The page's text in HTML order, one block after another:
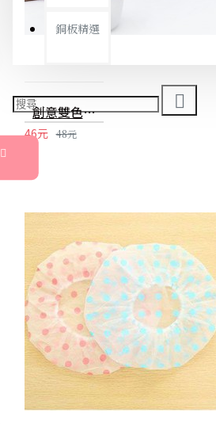
銅板精選
創意雙色洗面乳起泡器 手動按壓慕思瓶 泡泡製造器 洗臉神器
46元 48元